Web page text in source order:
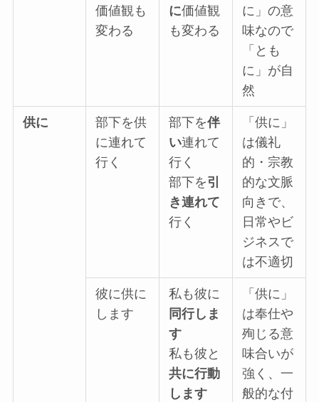
価値観も
変わる
に価値観
も変わる
に」の意
味なので
「とも
に」が自
然
供に
部下を供
に連れて
行く
部下を伴
い連れて
行く
部下を引
き連れて
行く
「供に」
は儀礼
的・宗教
的な文脈
向きで、
日常やビ
ジネスで
は不適切
彼に供に
します
私も彼に
同行しま
す
私も彼と
共に行動
します
「供に」
は奉仕や
殉じる意
味合いが
強く、一
般的な付